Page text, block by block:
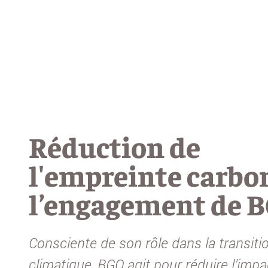
Réduction de
l'empreinte
l’engagement de
Consciente de son rôle dans la